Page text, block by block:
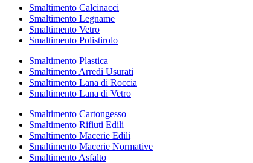
Smaltimento Calcinacci
Smaltimento Legname
Smaltimento Vetro
Smaltimento Polistirolo
Smaltimento Plastica
Smaltimento Arredi Usurati
Smaltimento Lana di Roccia
Smaltimento Lana di Vetro
Smaltimento Cartongesso
Smaltimento Rifiuti Edili
Smaltimento Macerie Edili
Smaltimento Macerie Normative
Smaltimento Asfalto